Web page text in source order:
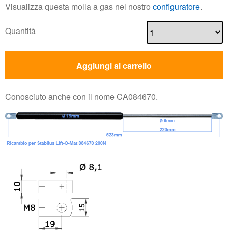
Visualizza questa molla a gas nel nostro configuratore.
Quantità
Aggiungi al carrello
Conosciuto anche con il nome CA084670.